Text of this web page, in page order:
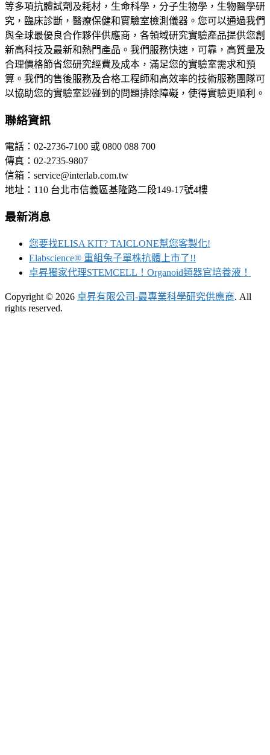
等多項抗體試劑及耗材，生命科學，分子生物學，生物醫學研
究，臨床診斷，醫療保健和實驗室檢測儀器。您可以通過我們
與全球最優良合作夥伴供應商，各領域研究實驗產品提供您創
新高科技及最新和熱門產品。我們服務快速，可靠，高質量及
合理價格節省您研究經費及成本，滿足您的實驗室需求和預
算。我們的售後服務及合格工程師和高效率的技術服務團隊可
以協助您的實驗室逤碰到的問題排除障礙，使得實驗更順利。
聯絡資訊
電話：02-2736-7100 或 0800 088 700
傳真：02-2735-9807
信箱：service@interlab.com.tw
地址：110 台北市信義區基隆路二段149-17號4樓
最新消息
您要找ELISA KIT? TAICLONE幫您客製化!
Elabscience® 重組兔子單株抗體上市了!!
卓昇獨家代理STEMCELL！Organoid類器官培養液！
Copyright © 2026 卓昇有限公司-最專業科學研究供應商. All
rights reserved.